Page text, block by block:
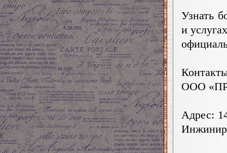
Узнать
и
ООО
Адрес: